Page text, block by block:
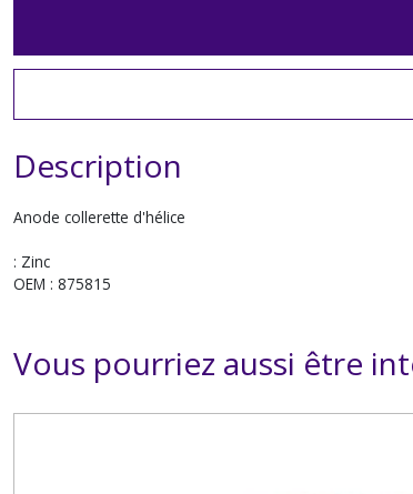
Description
Anode collerette d'hélice
: Zinc
OEM : 875815
Vous pourriez aussi être